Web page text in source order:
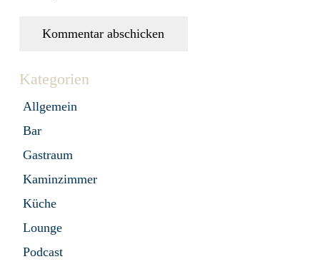
Kommentar abschicken
Kategorien
Allgemein
Bar
Gastraum
Kaminzimmer
Küche
Lounge
Podcast